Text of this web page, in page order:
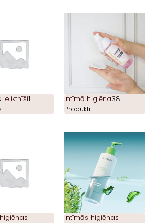
ieliktnīši1
Intīmā higiēna38
Produkti
Intīmās higiēnas